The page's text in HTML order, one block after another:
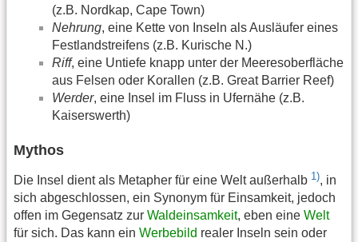
(z.B. Nordkap, Cape Town)
Nehrung, eine Kette von Inseln als Ausläufer eines
Festlandstreifens (z.B. Kurische N.)
Riff, eine Untiefe knapp unter der Meeresoberfläche
aus Felsen oder Korallen (z.B. Great Barrier Reef)
Werder, eine Insel im Fluss in Ufernähe (z.B.
Kaiserswerth)
Mythos
Die Insel dient als Metapher für eine Welt außerhalb 1), in
sich abgeschlossen, ein Synonym für Einsamkeit, jedoch
offen im Gegensatz zur Waldeinsamkeit, eben eine Welt
für sich. Das kann ein Werbebild realer Inseln sein oder